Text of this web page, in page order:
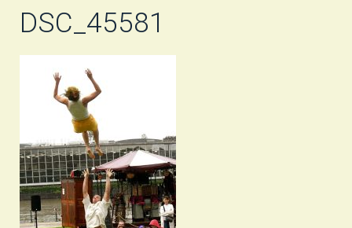
DSC_45581